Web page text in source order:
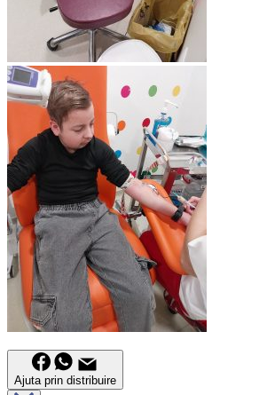
Ajuta prin distribuire